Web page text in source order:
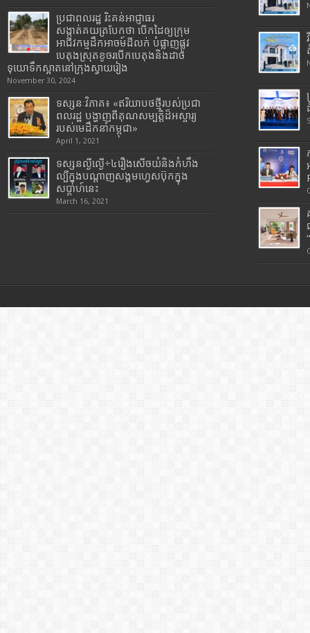
ប្រជាពលរដ្ឋ រិះគន់អាជ្ញាធរ
សង្កាត់គយត្របែកថា បើកដៃឲ្យក្រុម
អាជីវកម្មដឹកអាចម៍ដីលក់ បំផ្លាញផ្លូវ
បេតុងស្រុតខូចរបើកបេតុងនិងដាច់
ទុយោទឹកស្អាតនៅក្រុងស្វាយរៀង
November 30, 2024
ទស្សនៈវិភាគ៖ «ឥរិយាបថថ្មីរបស់ប្រជា
ពលរដ្ឋ បង្ហាញពីគុណសម្បត្តិដ៏អស្ចារ្យ
របស់មេដឹកនាំកម្ពុជា»
April 1, 2021
ទស្សនល្ងីល្ងើ÷៤រឿងសើចយំនិងកំហឹង
ល្បីក្នុងបណ្តាញសង្គមហ្វេសប៊ុកក្នុង
សប្តាហ៍នេះ
March 16, 2021